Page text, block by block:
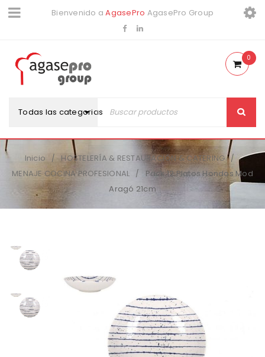
Bienvenido aAgasePro AgasePro Group
Todas las categorias
0
Inicio / HOSTELERÍA & RESTAURACIÓN & CATERING /
MENAJE COCINA PROFESIONAL /
Pack 12 Platos Hondos Mod
Aragó 21cm